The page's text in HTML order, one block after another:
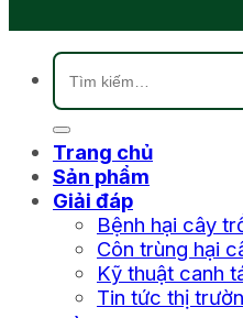
Tìm
kiếm:
Trang chủ
Sản phẩm
Giải đáp
Bệnh hại cây
Côn trùng hại
Kỹ thuật canh
Tin tức thị